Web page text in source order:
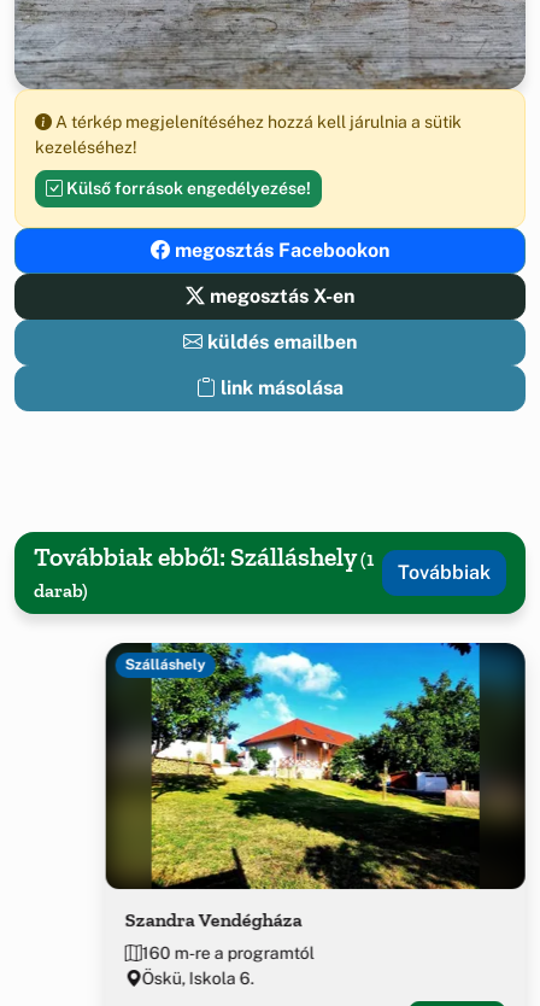
A térkép megjelenítéséhez hozzá kell járulnia a sütik
kezeléséhez!
Külső források engedélyezése!
megosztás Facebookon
megosztás X-en
küldés emailben
link másolása
Továbbiak ebből: Szálláshely(1
darab)
Továbbiak
Szálláshely
Szandra Vendégháza
160 m-re a programtól
Öskü, Iskola 6.